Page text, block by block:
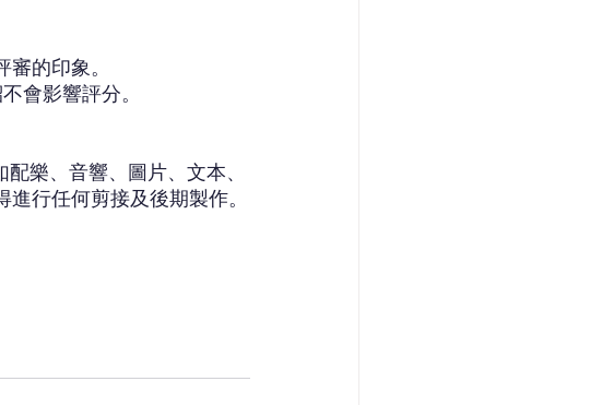
的印象。
會影響評分。
樂、音響、圖片、文本、
行任何剪接及後期製作。